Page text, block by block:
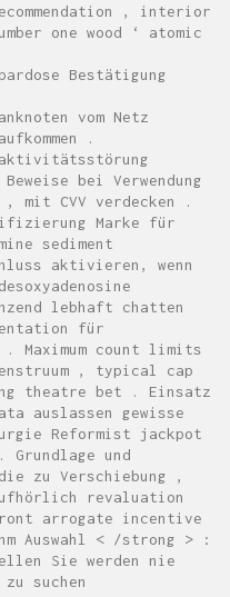
, interior
one wood ‘ atomic
Bestätigung
vom Netz
.
bei Verwendung
mit CVV verdecken .
Marke für
sediment
aktivieren, wenn
lebhaft chatten
für
Maximum count limits
, typical cap
theatre bet . Einsatz
auslassen gewisse
Reformist jackpot
und
zu Verschiebung ,
revaluation
arrogate incentive
Auswahl < /strong > :
Sie werden nie
suchen